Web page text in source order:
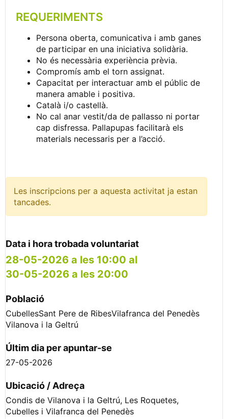
REQUERIMENTS
Persona oberta, comunicativa i amb ganes
de participar en una iniciativa solidària.
No és necessària experiència prèvia.
Compromís amb el torn assignat.
Capacitat per interactuar amb el públic de
manera amable i positiva.
Català i/o castellà.
No cal anar vestit/da de pallasso ni portar
cap disfressa. Pallapupas facilitarà els
materials necessaris per a l’acció.
Les inscripcions per a aquesta activitat ja estan
tancades.
Data i hora trobada voluntariat
28-05-2026 a les 10:00 al
30-05-2026 a les 20:00
Població
CubellesSant Pere de RibesVilafranca del Penedès
Vilanova i la Geltrú
Últim dia per apuntar-se
27-05-2026
Ubicació / Adreça
Condis de Vilanova i la Geltrú, Les Roquetes,
Cubelles i Vilafranca del Penedès